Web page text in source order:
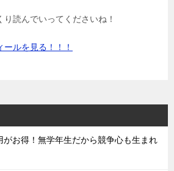
読んでいってくださいね！
ルを見る！！！
がお得！無学年生だから競争心も生まれ